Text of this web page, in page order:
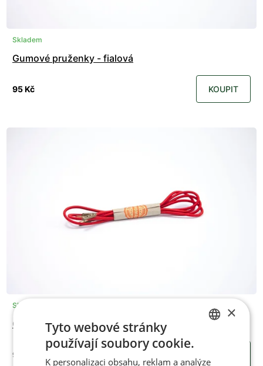
Skladem
Gumové pruženky - fialová
95 Kč KOUPIT
Skladem
Gumové pruženky - červená
95 Kč
ENGLISH
×
Tyto webové stránky
používají soubory cookie.
K personalizaci obsahu, reklam a analýze